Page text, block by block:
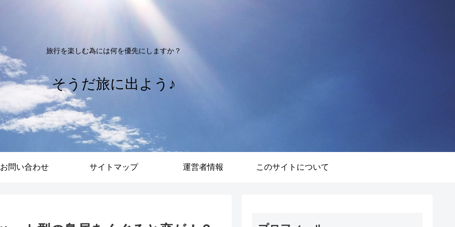
旅行を楽しむ為には何を優先にしますか？
そうだ旅に出よう♪
お問い合わせ サイトマップ 運営者情報 このサイトについて